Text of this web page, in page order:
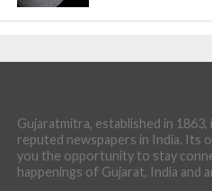
Gujaratmitra, established in
reputed newspapers in India. Its
you the opportunity to stay
happenings of Gujarat, India and